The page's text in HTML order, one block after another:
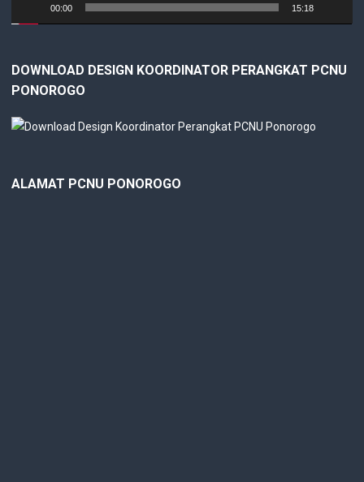
00:00 15:18
DOWNLOAD DESIGN KOORDINATOR PERANGKAT PCNU
PONOROGO
ALAMAT PCNU PONOROGO